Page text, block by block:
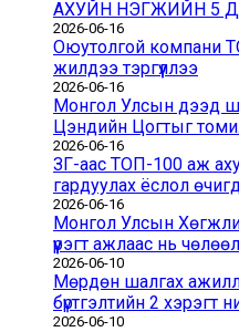
АХУЙН НЭГЖИЙН 5
2026-06-16
Оюутолгой компани
жилдээ тэргүүллээ
2026-06-16
Монгол Улсын дээд
Цэндийн Цогтыг
2026-06-16
ЗГ-аас ТОП-100 аж
гардуулах ёслол
2026-06-16
Монгол Улсын
үүрэгт ажлаас нь
2026-06-10
Мөрдөн шалгах
бүртгэлтийн 2 хэрэгт
2026-06-10